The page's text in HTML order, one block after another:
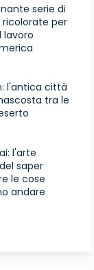
serie di
per
lavoro
l'antica città
tra le
l'arte
saper
le cose
andare